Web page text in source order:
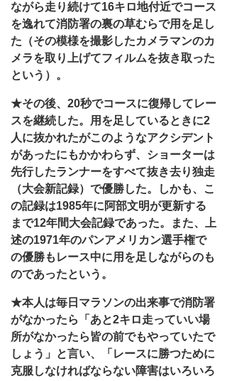
ながら走り続けて16キロ地付近でコース
を逸れて消防署の裏の草むらで用を足し
た（その模様を撮影したカメラマンのカ
メラを取り上げてフィルムを抜き取った
という）。
★その後、20秒でコースに復帰してレー
スを継続した。用を足しているときに2
人に抜かれたがこのようなアクシデント
があったにもかかわらず、ショーターは
先行したランナーをすべて抜き去り独走
（大会新記録）で優勝した。しかも、こ
の記録は1985年に阿部文明が更新する
まで12年間大会記録であった。また、上
述の1971年のパンアメリカン選手権で
の優勝もレース中に用を足しながらのも
のであったという。
★本人は毎日マラソンの出来事で消防署
がなかったら「あと2キロ走っていい場
所がなかったら皆の前でもやっていたで
しょう」と言い、「レースに勝つために
克服しなければならない障害はいろいろ